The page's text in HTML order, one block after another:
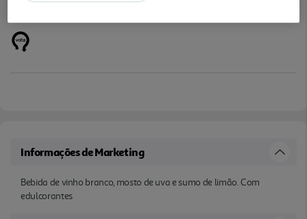
Informações de Marketing
Bebida de vinho branco, mosto de uva e sumo de limão. Com
edulcorantes